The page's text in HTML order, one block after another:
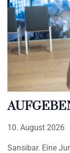
10. August 2026
Sansibar. Eine